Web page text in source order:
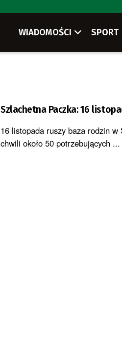
WIADOMOŚCI SPORT
Szlachetna Paczka: 16
16 listopada ruszy baza rodzin
chwili około 50 potrzebujących ...